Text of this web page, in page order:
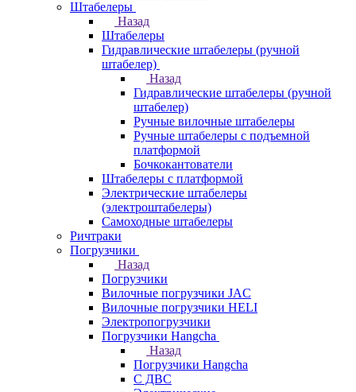
Штабелеры
Назад
Штабелеры
Гидравлические штабелеры (ручной
штабелер)
Назад
Гидравлические штабелеры (ручной
штабелер)
Ручные вилочные штабелеры
Ручные штабелеры с подъемной
платформой
Бочкокантователи
Штабелеры с платформой
Электрические штабелеры
(электроштабелеры)
Самоходные штабелеры
Ричтраки
Погрузчики
Назад
Погрузчики
Вилочные погрузчики JAC
Вилочные погрузчики HELI
Электропогрузчики
Погрузчики Hangcha
Назад
Погрузчики Hangcha
С ДВС